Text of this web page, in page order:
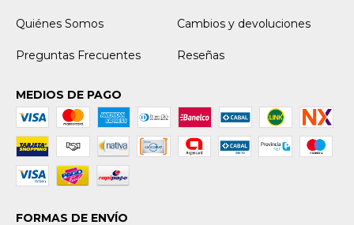
Quiénes Somos Cambios y devoluciones
Preguntas Frecuentes Reseñas
MEDIOS DE PAGO
FORMAS DE ENVÍO